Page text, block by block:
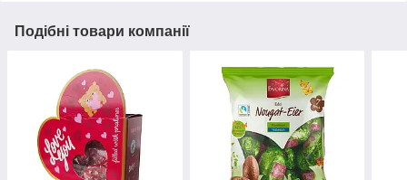
Подібні товари компанії